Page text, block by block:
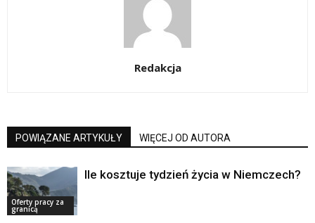
Redakcja
POWIĄZANE ARTYKUŁY WIĘCEJ OD AUTORA
Oferty pracy za
granicą
Ile kosztuje tydzień życia w Niemczech?